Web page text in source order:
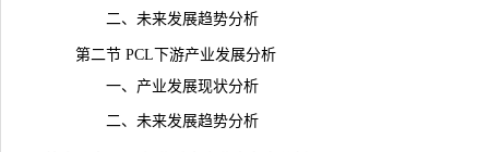
二、未来发展趋势分析
第二节 PCL下游产业发展分析
一、产业发展现状分析
二、未来发展趋势分析